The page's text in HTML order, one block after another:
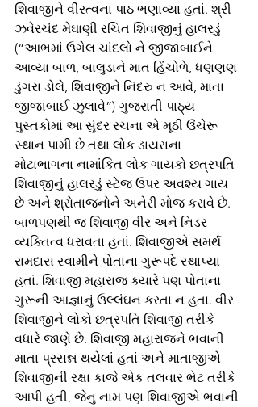
શિવાજીને વીરત્વના પાઠ ભણાવ્યા હતાં. શ્રી
ઝવેરચંદ મેઘાણી રચિત શિવાજીનું હાલરડું
(“આભમાં ઉગેલ ચાંદલો ને જીજાબાઈને
આવ્યા બાળ, બાલુડાને માત હિંચોળે, ધણણણ
ડુંગરા ડોલે, શિવાજીને નિંદરુ ન આવે, માતા
જીજાબાઈ ઝુલાવે”) ગુજરાતી પાઠ્ય
પુસ્તકોમાં આ સુંદર રચના એ મૂઠી ઉંચેરૂ
સ્થાન પામી છે તથા લોક ડાયરાના
મોટાભાગના નામાંકિત લોક ગાયકો છત્રપતિ
શિવાજીનું હાલરડું સ્ટેજ ઉપર અવશ્ય ગાય
છે અને શ્રોતાજનોને અનેરી મોજ કરાવે છે.
બાળપણથી જ શિવાજી વીર અને નિડર
વ્યક્તિત્વ ધરાવતા હતાં. શિવાજીએ સમર્થ
રામદાસ સ્વામીને પોતાના ગુરૂપદે સ્થાપ્યા
હતાં. શિવાજી મહારાજ ક્યારે પણ પોતાના
ગુરૂની આજ્ઞાનું ઉલ્લંઘન કરતા ન હતા. વીર
શિવાજીને લોકો છત્રપતિ શિવાજી તરીકે
વધારે જાણે છે. શિવાજી મહારાજને ભવાની
માતા પ્રસન્ન થયેલાં હતાં અને માતાજીએ
શિવાજીની રક્ષા કાજે એક તલવાર ભેટ તરીકે
આપી હતી, જેનુ નામ પણ શિવાજીએ ભવાની